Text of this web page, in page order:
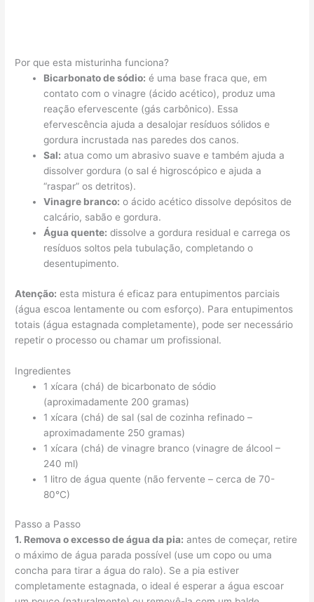
Por que esta misturinha funciona?
Bicarbonato de sódio: é uma base fraca que, em
contato com o vinagre (ácido acético), produz uma
reação efervescente (gás carbônico). Essa
efervescência ajuda a desalojar resíduos sólidos e
gordura incrustada nas paredes dos canos.
Sal: atua como um abrasivo suave e também ajuda a
dissolver gordura (o sal é higroscópico e ajuda a
“raspar” os detritos).
Vinagre branco: o ácido acético dissolve depósitos de
calcário, sabão e gordura.
Água quente: dissolve a gordura residual e carrega os
resíduos soltos pela tubulação, completando o
desentupimento.
Atenção: esta mistura é eficaz para entupimentos parciais
(água escoa lentamente ou com esforço). Para entupimentos
totais (água estagnada completamente), pode ser necessário
repetir o processo ou chamar um profissional.
Ingredientes
1 xícara (chá) de bicarbonato de sódio
(aproximadamente 200 gramas)
1 xícara (chá) de sal (sal de cozinha refinado –
aproximadamente 250 gramas)
1 xícara (chá) de vinagre branco (vinagre de álcool –
240 ml)
1 litro de água quente (não fervente – cerca de 70-
80°C)
Passo a Passo
1. Remova o excesso de água da pia: antes de começar, retire
o máximo de água parada possível (use um copo ou uma
concha para tirar a água do ralo). Se a pia estiver
completamente estagnada, o ideal é esperar a água escoar